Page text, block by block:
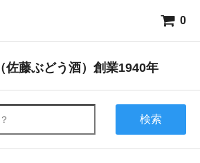
0
佐藤ぶどう酒）創業1940年
検索